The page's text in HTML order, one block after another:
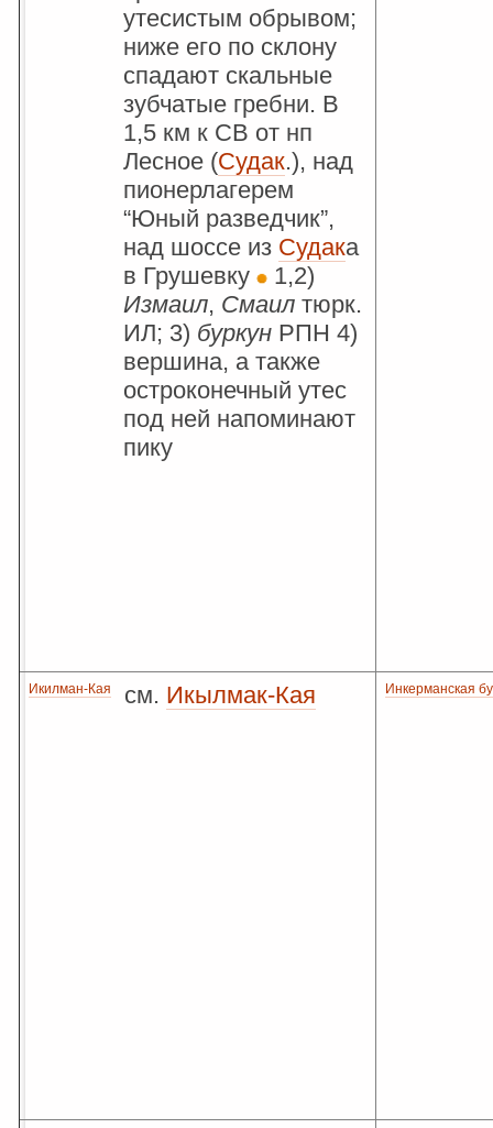
утесистым обрывом;
ниже его по склону
спадают скальные
зубчатые гребни. В
1,5 км к СВ от нп
Лесное (Судак.), над
пионерлагерем
“Юный разведчик”,
над шоссе из Судака
в Грушевку
1,2)
Измаил, Смаил тюрк.
ИЛ; 3) буркун РПН 4)
вершина, а также
остроконечный утес
под ней напоминают
пику
Икилман-Кая см. Икылмак-Кая Инкерманская